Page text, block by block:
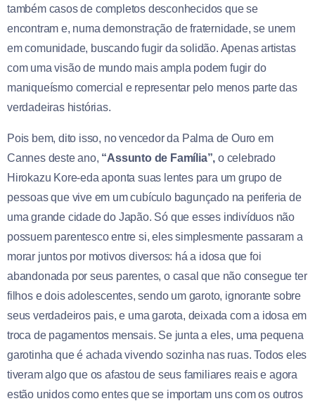
também casos de completos desconhecidos que se
encontram e, numa demonstração de fraternidade, se unem
em comunidade, buscando fugir da solidão. Apenas artistas
com uma visão de mundo mais ampla podem fugir do
maniqueísmo comercial e representar pelo menos parte das
verdadeiras histórias.
Pois bem, dito isso, no vencedor da Palma de Ouro em
Cannes deste ano, “Assunto de Família”, o celebrado
Hirokazu Kore-eda aponta suas lentes para um grupo de
pessoas que vive em um cubículo bagunçado na periferia de
uma grande cidade do Japão. Só que esses indivíduos não
possuem parentesco entre si, eles simplesmente passaram a
morar juntos por motivos diversos: há a idosa que foi
abandonada por seus parentes, o casal que não consegue ter
filhos e dois adolescentes, sendo um garoto, ignorante sobre
seus verdadeiros pais, e uma garota, deixada com a idosa em
troca de pagamentos mensais. Se junta a eles, uma pequena
garotinha que é achada vivendo sozinha nas ruas. Todos eles
tiveram algo que os afastou de seus familiares reais e agora
estão unidos como entes que se importam uns com os outros